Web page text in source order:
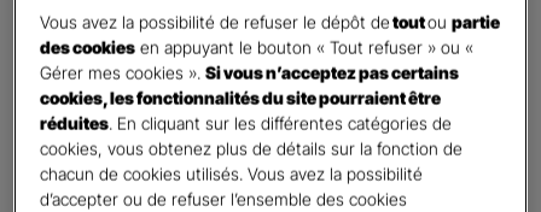
Madame
Monsieur
Contact*
First
Votre profession
Vous avez la possibilité de refuser le dépôt detoutoupartie
des cookies en appuyant le bouton « Tout refuser » ou «
Gérer mes cookies ».Si vous n’acceptez pas certains
cookies, les fonctionnalités du site pourraient être
réduites. En cliquant sur les différentes catégories de
cookies, vous obtenez plus de détails sur la fonction de
chacun de cookies utilisés. Vous avez la possibilité
d’accepter ou de refuser l’ensemble des cookies